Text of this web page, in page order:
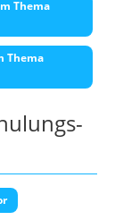
Thema
Thema